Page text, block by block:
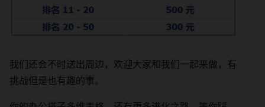
我们还会不时送出周边，欢迎大家和我们一起来做，有
挑战但是也有趣的事。